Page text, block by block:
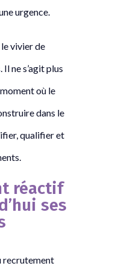
urgence.
le vivier de
ne s’agit plus
où le
dans le
qualifier et
réactif
ses
recrutement